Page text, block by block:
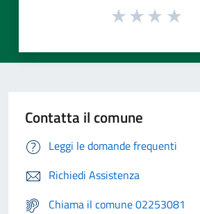
Contatta il comune
Leggi le domande frequenti
Richiedi Assistenza
Chiama il comune 02253081